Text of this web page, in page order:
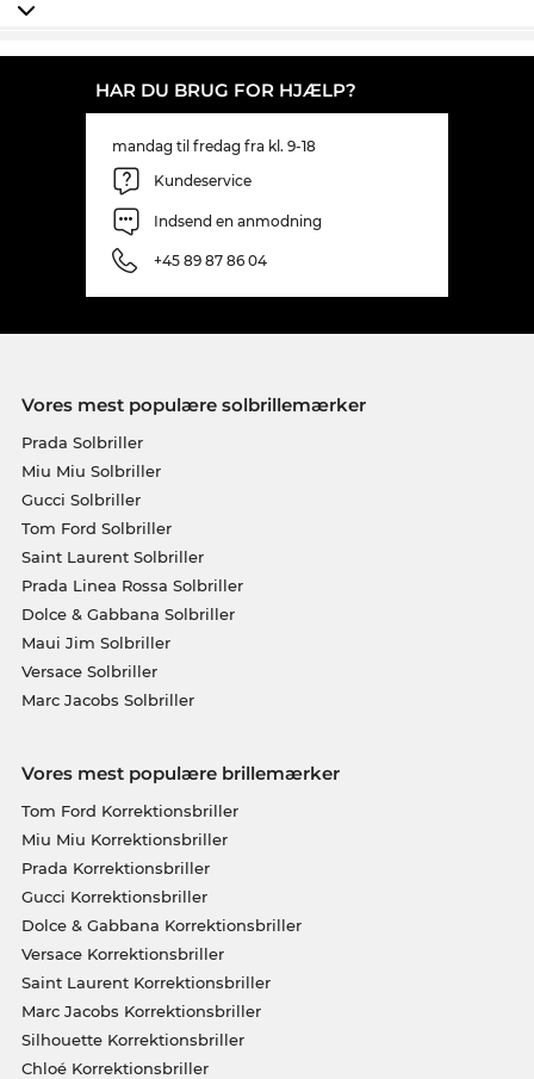
HAR DU BRUG FOR HJÆLP?
mandag til fredag fra kl. 9-18
Kundeservice
Indsend en anmodning
+45 89 87 86 04
Vores mest populære solbrillemærker
Prada Solbriller
Miu Miu Solbriller
Gucci Solbriller
Tom Ford Solbriller
Saint Laurent Solbriller
Prada Linea Rossa Solbriller
Dolce & Gabbana Solbriller
Maui Jim Solbriller
Versace Solbriller
Marc Jacobs Solbriller
Vores mest populære brillemærker
Tom Ford Korrektionsbriller
Miu Miu Korrektionsbriller
Prada Korrektionsbriller
Gucci Korrektionsbriller
Dolce & Gabbana Korrektionsbriller
Versace Korrektionsbriller
Saint Laurent Korrektionsbriller
Marc Jacobs Korrektionsbriller
Silhouette Korrektionsbriller
Chloé Korrektionsbriller